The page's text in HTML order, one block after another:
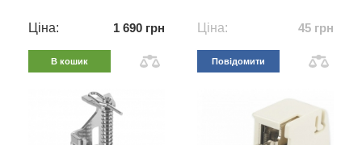
Ціна: 1 690 грн
В кошик
Ціна: 45 грн
Повідомити